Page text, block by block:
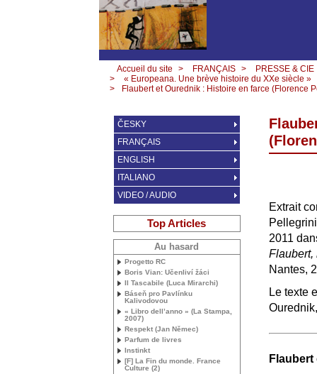
Accueil du site > FRANÇAIS >
PRESSE & CIE
>
« Europeana. Une brève histoire du XXe siècle »
>
Flaubert et Ourednik : Histoire en farce (Florence
Extrait
2011
Flaubert,
Nantes,
Le texte
ČESKY
FRANÇAIS
ENGLISH
ITALIANO
VIDEO / AUDIO
Top Articles
Au hasard
Progetto RC
Boris Vian: Učenliví žáci
Il Tascabile (Luca Mirarchi)
Báseň pro Pavlínku
Kalivodovou
« Libro dell’anno » (La Stampa,
2007)
Respekt (Jan Němec)
Parfum de livres
Instinkt
[F] La Fin du monde. France
Culture (2)